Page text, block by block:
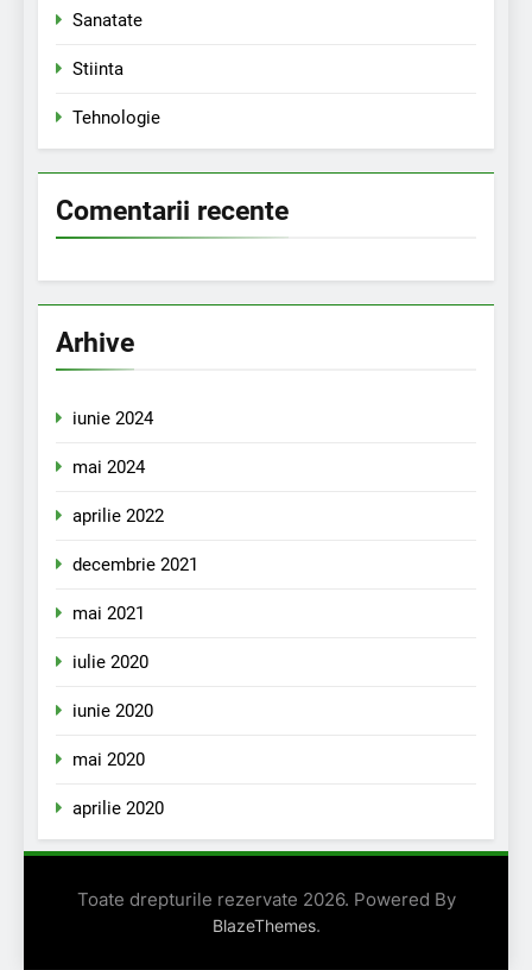
Sanatate
Stiinta
Tehnologie
Comentarii recente
Arhive
iunie 2024
mai 2024
aprilie 2022
decembrie 2021
mai 2021
iulie 2020
iunie 2020
mai 2020
aprilie 2020
Toate drepturile rezervate 2026. Powered By
BlazeThemes.